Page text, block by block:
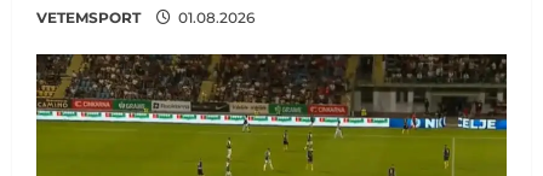
VETEMSPORT 01.08.2026